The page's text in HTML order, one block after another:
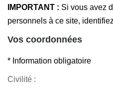
IMPORTANT : Si vous avez
personnels à ce site,
Vos coordonnées
* Information obligatoire
Civilité :